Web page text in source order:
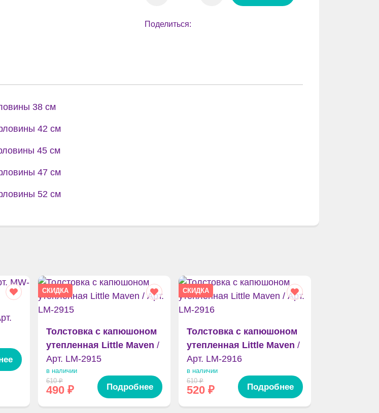
Поделиться:
38 см
42 см
45 см
47 см
52 см
СКИДКА
Толстовка с капюшоном
утепленная Little Maven /
Арт. LM-2915
в наличии
610₽
490 ₽ Подробнее
СКИДКА
Толстовка с капюшоном
утепленная Little Maven /
Арт. LM-2916
в наличии
610₽
520 ₽ Подробнее